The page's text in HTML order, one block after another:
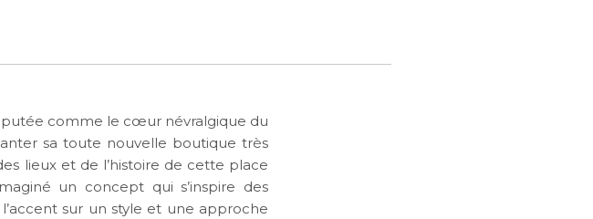
comme le cœur névralgique du
sa toute nouvelle boutique très
lieux et de l’histoire de cette place
un concept qui s’inspire des
sur un style et une approche